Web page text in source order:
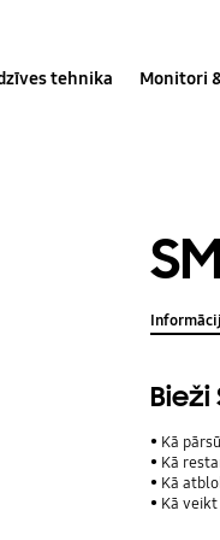
tehnika Monitori
Kā
Kā
Kā
Kā